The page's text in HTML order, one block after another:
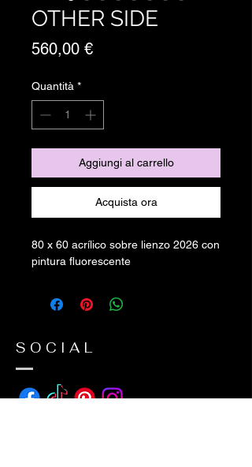
OTHER SIDE
560,00 €Prezzo
Quantità *
Aggiungi al carrello
Acquista ora
80 x 60 acrílico sobre lienzo 2026 con
pintura fluorescente
SOCIAL